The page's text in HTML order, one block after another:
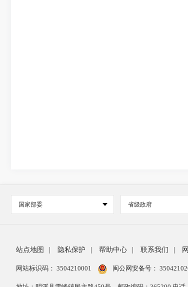
国家部委 省级政府
站点地图 隐私保护 帮助中心 联系我们
网站标识码： 3504210001 闽公网安备号：